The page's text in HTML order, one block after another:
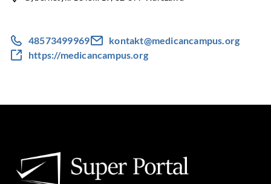
48573499969
kontakt@medicancampus.org
https://medicancampus.org